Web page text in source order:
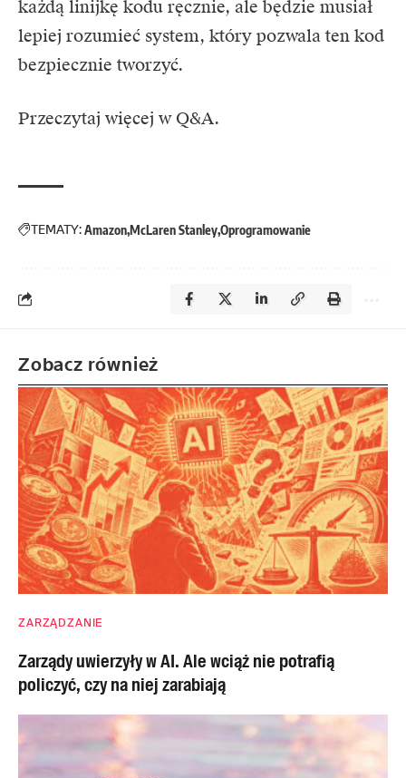
każdą linijkę kodu ręcznie, ale będzie musiał
lepiej rozumieć system, który pozwala ten kod
bezpiecznie tworzyć.
Przeczytaj więcej w Q&A.
TEMATY:AmazonMcLaren StanleyOprogramowanie
Zobacz również
ZARZĄDZANIE
Zarządy uwierzyły w AI. Ale wciąż nie potrafią
policzyć, czy na niej zarabiają